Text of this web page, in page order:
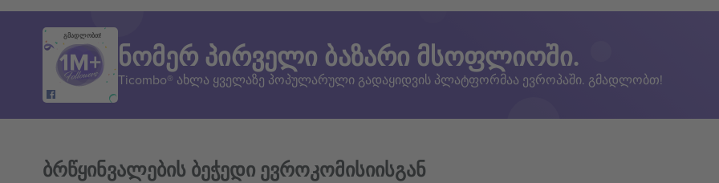
გმადლობთ!
ნომერ პირველი ბაზარი მსოფლიოში.
Ticombo® ახლა ყველაზე პოპულარული გადაყიდვის პლატფორმაა ევროპაში. გმადლობთ!
ბრწყინვალების ბეჭედი ევროკომისიისგან